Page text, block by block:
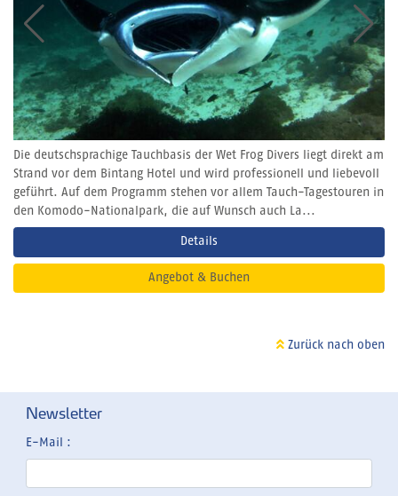
Die deutschsprachige Tauchbasis der Wet Frog Divers liegt direkt am
Strand vor dem Bintang Hotel und wird professionell und liebevoll
geführt. Auf dem Programm stehen vor allem Tauch-Tagestouren in
den Komodo-Nationalpark, die auf Wunsch auch La...
Details
Angebot & Buchen
Zurück nach oben
Newsletter
E-Mail :